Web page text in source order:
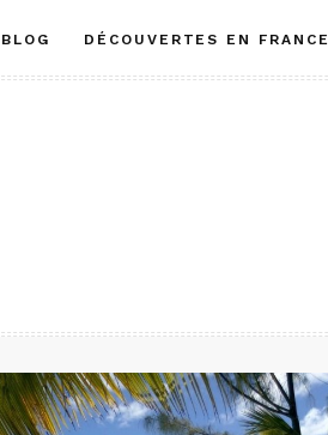
BLOG DÉCOUVERTES EN FRANCE